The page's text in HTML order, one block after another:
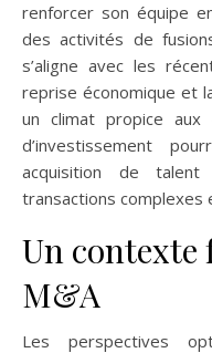
renforcer son équipe
des activités de
s’aligne avec les
reprise économique et
un climat propice aux
d’investissement
acquisition de
transactions complexes
Un contexte
M&A
Les perspectives